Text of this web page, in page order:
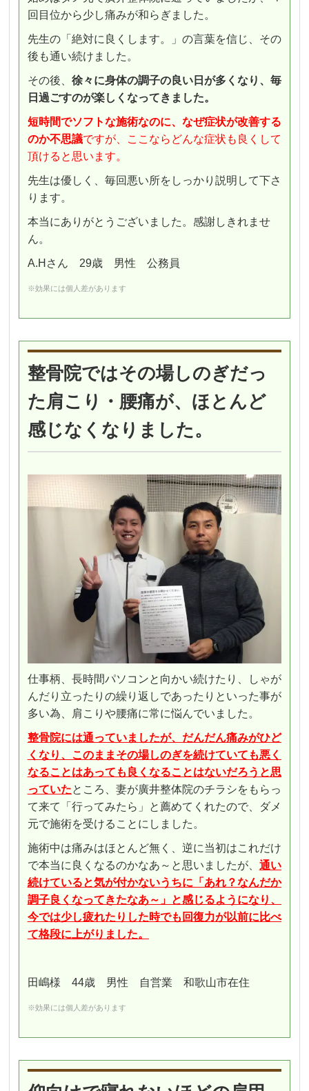
回目位から少し痛みが和らぎました。
先生の「絶対に良くします。」の言葉を信じ、その
後も通い続けました。
その後、 徐々に身体の調子の良い日が多くなり、毎
日過ごすのが楽しくなってきました。
短時間でソフトな施術なのに、なぜ症状が改善する
のか不思議ですが、ここならどんな症状も良くして
頂けると思います。
先生は優しく、毎回悪い所をしっかり説明して下さ
ります。
本当にありがとうございました。感謝しきれませ
ん。
А.Hさん 29歳 男性 公務員
※効果には個人差があります
整骨院ではその場しのぎだっ
た肩こり・腰痛が、ほとんど
感じなくなりました。
仕事柄、長時間パソコンと向かい続けたり、しゃが
んだり立ったりの繰り返しであったりといった事が
多い為、肩こりや腰痛に常に悩んでいました。
整骨院には通っていましたが、だんだん痛みがひど
くなり、このままその場しのぎを続けていても悪く
なることはあっても良くなることはないだろう と思
っていたところ、妻が廣井整体院のチラシをもらっ
て来て「行ってみたら」と薦めてくれたので、ダメ
元で施術を受けることにしました。
施術中は痛みはほとんど無く、逆に当初はこれだけ
で本当に良くなるのかなあ～と思いましたが、 通い
続けていると気が付かないうちに「あれ？なんだか
調子良くなってきたなあ～」と感じるようになり、
今では少し疲れたりした時でも回復力が以前に比べ
て格段に上がりました。
田嶋様 44歳 男性 自営業 和歌山市在住
※効果には個人差があります